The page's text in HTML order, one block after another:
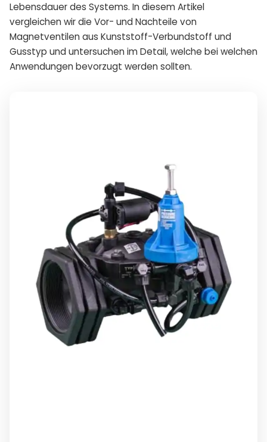
Lebensdauer des Systems. In diesem Artikel
vergleichen wir die Vor- und Nachteile von
Magnetventilen aus Kunststoff-Verbundstoff und
Gusstyp und untersuchen im Detail, welche bei welchen
Anwendungen bevorzugt werden sollten.